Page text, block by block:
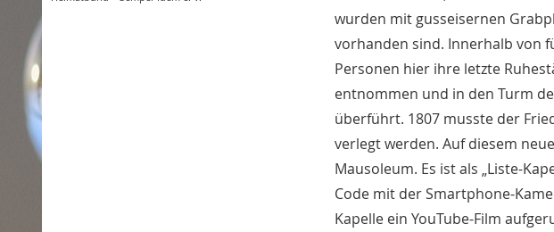
wurden mit gusseisernen
vorhanden sind. Innerhalb von
Personen hier ihre letzte
entnommen und in den Turm
überführt. 1807 musste der
verlegt werden. Auf diesem
Mausoleum. Es ist als „Liste-
Code mit der Smartphone-
Kapelle ein YouTube-Film